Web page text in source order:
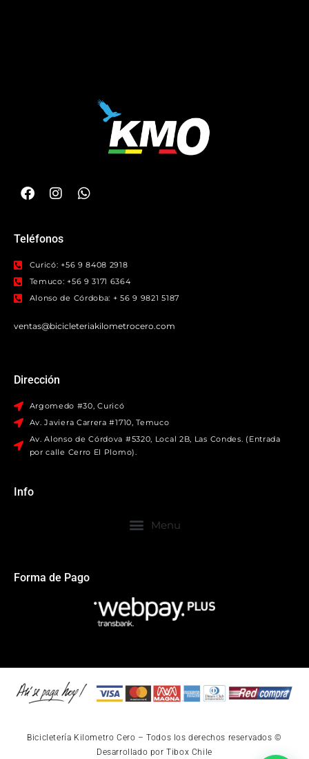
Teléfonos
Curicó: +56 9 8408 2918
Temuco: +56 9 3171 6364
Alonso de Córdoba: + 56 9 9821 5187
ventas@bicicleteriakilometrocero.com
Dirección
Argomedo #30, Curicó
Av. Javiera Carrera #1710, Temuco
Av. Alonso de Córdova #5320, Local 2B, Las Condes. (Entrada
por calle Cerro El Plomo).
Info
Forma de Pago
Bicicletería Kilometro Cero – Todos los derechos reservados ©
Desarrollado por Tibox Chile